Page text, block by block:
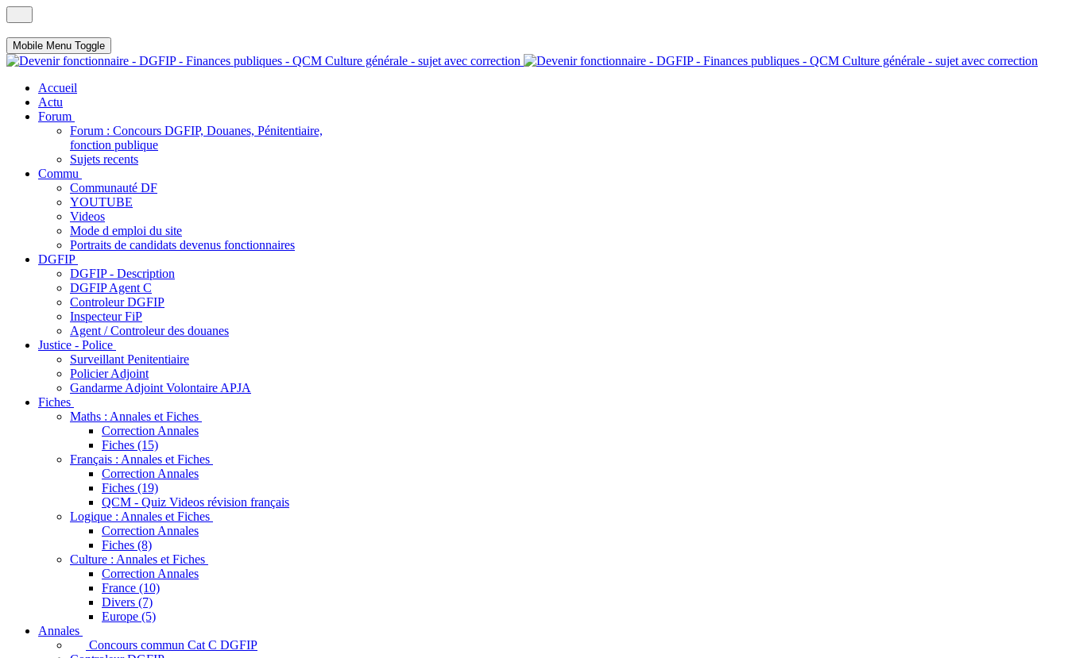
Mobile Menu Toggle
Accueil
Actu
Forum
Forum : Concours DGFIP, Douanes, Pénitentiaire,
fonction publique
Sujets recents
Commu
Communauté DF
YOUTUBE
Videos
Mode d emploi du site
Portraits de candidats devenus fonctionnaires
DGFIP
DGFIP - Description
DGFIP Agent C
Controleur DGFIP
Inspecteur FiP
Agent / Controleur des douanes
Justice - Police
Surveillant Penitentiaire
Policier Adjoint
Gandarme Adjoint Volontaire APJA
Fiches
Maths : Annales et Fiches
Correction Annales
Fiches (15)
Français : Annales et Fiches
Correction Annales
Fiches (19)
QCM - Quiz Videos révision français
Logique : Annales et Fiches
Correction Annales
Fiches (8)
Culture : Annales et Fiches
Correction Annales
France (10)
Divers (7)
Europe (5)
Annales
Concours commun Cat C DGFIP